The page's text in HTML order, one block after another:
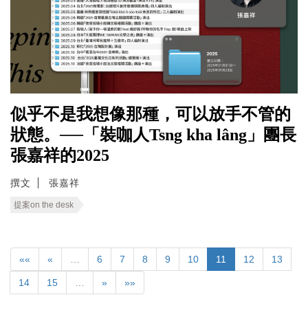
似乎不是我想像那種，可以放手不管的
狀態。──「裝咖人Tsng kha lâng」團長
張嘉祥的2025
撰文 張嘉祥
提案on the desk
«« « 6 7 8 9 10 11 12 13
14 15 » »»